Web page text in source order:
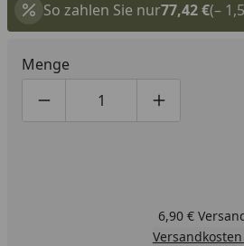
So zahlen Sie nur77,42 €(–
Menge
Produktmenge um eins
Produktmenge
6,90 €